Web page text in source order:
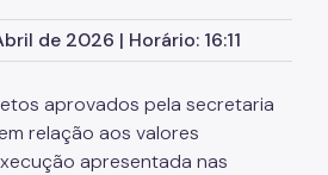
de 2026 | Horário: 16:11
aprovados pela secretaria
relação aos valores
apresentada nas